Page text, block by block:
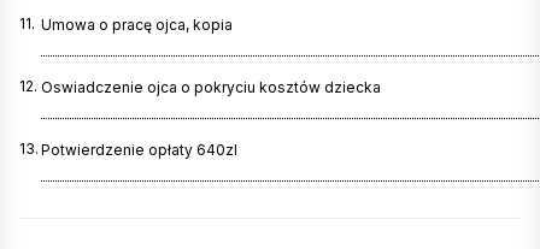
11. Umowa o pracę ojca, kopia
12. Oswiadczenie ojca o pokryciu kosztów dziecka
13. Potwierdzenie opłaty 640zl